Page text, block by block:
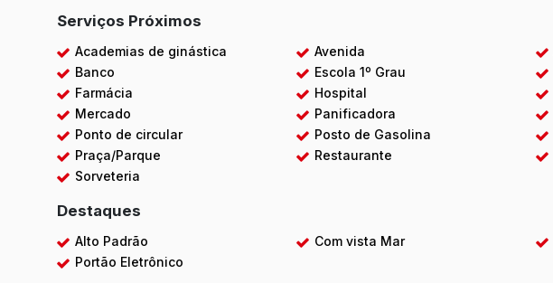
Serviços Próximos
Academias de ginástica Avenida
Banco
Escola 1º Grau
Farmácia
Hospital
Mercado
Panificadora
Ponto de circular
Posto de Gasolina
Praça/Parque
Restaurante
Sorveteria
Destaques
Alto Padrão Com vista Mar
Portão Eletrônico